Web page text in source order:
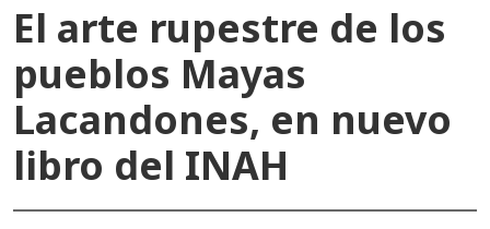
El arte rupestre de los
pueblos Mayas
Lacandones, en nuevo
libro del INAH